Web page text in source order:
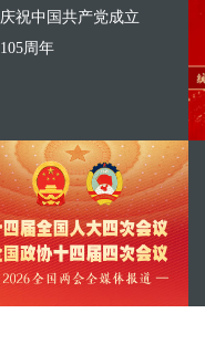
庆祝中国共产党成立
105周年